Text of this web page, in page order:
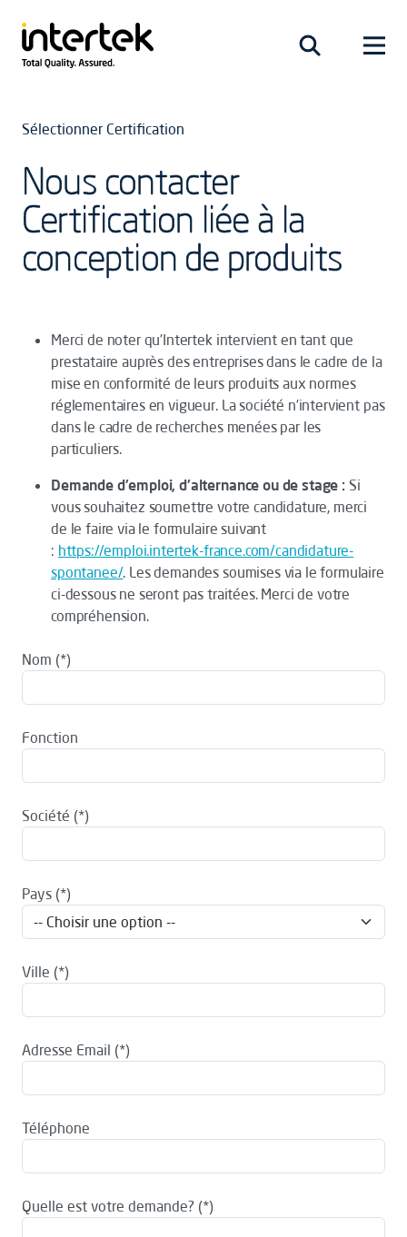
Sélectionner Certification
Nous contacter
Certification liée à la
conception de produits
Merci de noter qu’Intertek intervient en tant que
prestataire auprès des entreprises dans le cadre de la
mise en conformité de leurs produits aux normes
réglementaires en vigueur. La société n’intervient pas
dans le cadre de recherches menées par les
particuliers.
Demande d'emploi, d'alternance ou de stage : Si
vous souhaitez soumettre votre candidature, merci
de le faire via le formulaire suivant
: https://emploi.intertek-france.com/candidature-
spontanee/. Les demandes soumises via le formulaire
ci-dessous ne seront pas traitées. Merci de votre
compréhension.
Nom
Fonction
Société
Pays
Ville
Adresse Email
Téléphone
Quelle est votre demande?